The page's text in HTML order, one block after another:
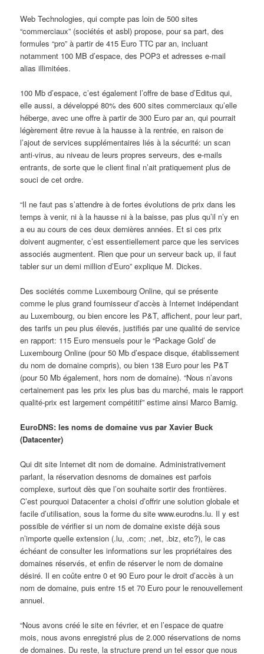
Web Technologies, qui compte pas loin de 500 sites
“commerciaux” (sociétés et asbl) propose, pour sa part, des
formules “pro” à partir de 415 Euro TTC par an, incluant
notamment 100 MB d’espace, des POP3 et adresses e-mail
alias illimitées.
100 Mb d’espace, c’est également l’offre de base d’Editus qui,
elle aussi, a développé 80% des 600 sites commerciaux qu’elle
héberge, avec une offre à partir de 300 Euro par an, qui pourrait
légèrement être revue à la hausse à la rentrée, en raison de
l’ajout de services supplémentaires liés à la sécurité: un scan
anti-virus, au niveau de leurs propres serveurs, des e-mails
entrants, de sorte que le client final n’ait pratiquement plus de
souci de cet ordre.
“Il ne faut pas s’attendre à de fortes évolutions de prix dans les
temps à venir, ni à la hausse ni à la baisse, pas plus qu’il n’y en
a eu au cours de ces deux dernières années. Et si ces prix
doivent augmenter, c’est essentiellement parce que les services
associés augmentent. Rien que pour un serveur back up, il faut
tabler sur un demi million d’Euro” explique M. Dickes.
Des sociétés comme Luxembourg Online, qui se présente
comme le plus grand fournisseur d’accès à Internet indépendant
au Luxembourg, ou bien encore les P&T, affichent, pour leur part,
des tarifs un peu plus élevés, justifiés par une qualité de service
en rapport: 115 Euro mensuels pour le “Package Gold’ de
Luxembourg Online (pour 50 Mb d’espace disque, établissement
du nom de domaine compris), ou bien 138 Euro pour les P&T
(pour 50 Mb également, hors nom de domaine). “Nous n’avons
certainement pas les prix les plus bas du marché, mais le rapport
qualité-prix est largement compétitif” estime ainsi Marco Barnig.
EuroDNS: les noms de domaine vus par Xavier Buck
(Datacenter)
Qui dit site Internet dit nom de domaine. Administrativement
parlant, la réservation desnoms de domaines est parfois
complexe, surtout dès que l’on souhaite sortir des frontières.
C’est pourquoi Datacenter a choisi d’offrir une solution globale et
facile d’utilisation, sous la forme du site www.eurodns.lu. Il y est
possible de vérifier si un nom de domaine existe déjà sous
n’importe quelle extension (.lu, .com; .net, .biz, etc?), le cas
échéant de consulter les informations sur les propriétaires des
domaines réservés, et enfin de réserver le nom de domaine
désiré. Il en coûte entre 0 et 90 Euro pour le droit d’accès à un
nom de domaine, puis entre 15 et 70 Euro pour le renouvellement
annuel.
“Nous avons créé le site en février, et en l’espace de quatre
mois, nous avons enregistré plus de 2.000 réservations de noms
de domaines. Du reste, la structure prend un tel essor que nous